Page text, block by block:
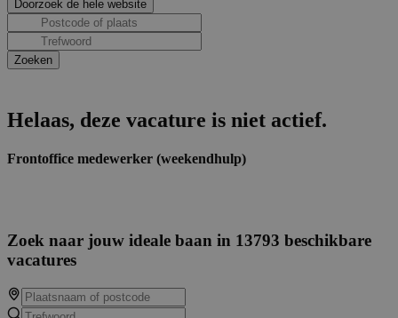
Helaas, deze vacature is niet actief.
Frontoffice medewerker (weekendhulp)
Zoek naar jouw ideale baan in 13793 beschikbare
vacatures